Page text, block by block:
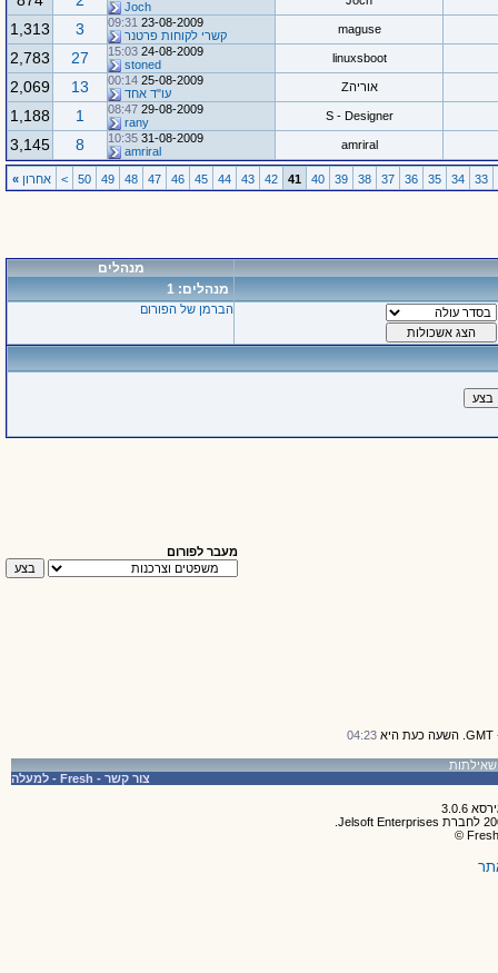
Joch
maguse
23-08-2009
09:31
קשרי לקוחות פרטנר
3
1,313
linuxsboot
24-08-2009
15:03
stoned
27
2,783
אוריהZ 25-08-2009
00:14
עו"ד אחד
13
2,069
S - Designer
29-08-2009
08:47
rany
1
1,188
amriral
31-08-2009
10:35
amriral
8
3,145
33
34
35
36
37
38
39
40
41
42
43
44
45
46
47
48
49
50
> אחרון »
מנהלים
מנהלים: 1
הברמן של הפורום
מעבר לפורום
04:23
צור קשר -
Fresh
- למעלה